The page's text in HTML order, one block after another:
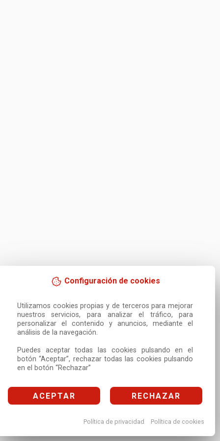
Configuración de cookies
Utilizamos cookies propias y de terceros para mejorar
nuestros servicios, para analizar el tráfico, para
personalizar el contenido y anuncios, mediante el
análisis de la navegación.
Puedes aceptar todas las cookies pulsando en el
botón “Aceptar”, rechazar todas las cookies pulsando
en el botón “Rechazar”
ACEPTAR RECHAZAR
Política de privacidad Política de cookies